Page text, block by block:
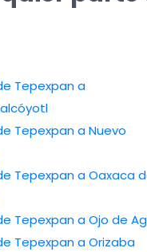
Tepexpan a
Tepexpan a Nuevo
Tepexpan a Oaxaca
Tepexpan a Ojo de
Tepexpan a Orizaba